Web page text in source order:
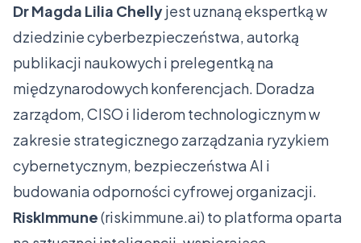
Dr Magda Lilia Chellyjest uznaną ekspertką w
dziedzinie cyberbezpieczeństwa, autorką
publikacji naukowych i prelegentką na
międzynarodowych konferencjach. Doradza
zarządom, CISO i liderom technologicznym w
zakresie strategicznego zarządzania ryzykiem
cybernetycznym, bezpieczeństwa AI i
budowania odporności cyfrowej organizacji.
RiskImmune(riskimmune.ai) to platforma oparta